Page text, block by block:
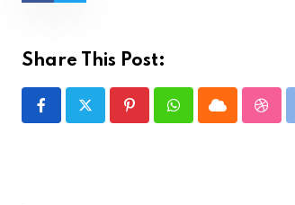
Share This Post:
PinterestWhatsappCloud